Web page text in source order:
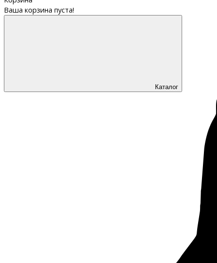
Ваша корзина пуста!
Каталог